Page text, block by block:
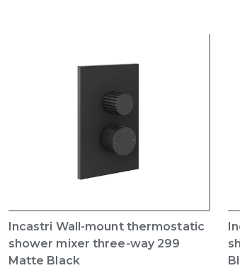
Incastri Wall-mount thermostatic
shower mixer three-way 299
Matte Black